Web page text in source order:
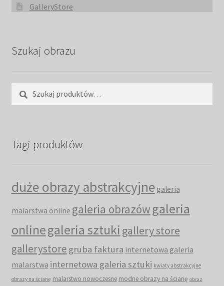
GalleryStore
Szukaj obrazu
Szukaj:
Szukaj
Tagi produktów
duże obrazy abstrakcyjne galeria
malarstwa online galeria obrazów galeria
onlinegaleria sztuki gallery store
gallerystore gruba faktura internetowa galeria
malarstwa internetowa galeria sztuki kwiaty abstrakcyjne
obrazy na ścianę malarstwo nowoczesne modne obrazy na ścianę obraz